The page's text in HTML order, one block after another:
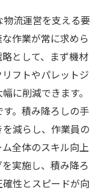
らの積み降ろし
流運営を支える要
作業が常に求めら
として、まず機材
フトやパレットジ
に削減できます。
。積み降ろしの手
減らし、作業員の
全体のスキル向上
実施し、積み降ろ
性とスピードが向